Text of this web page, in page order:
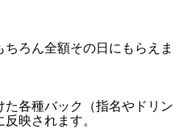
ろん全額その日にもらえま
各種バック（指名やドリン
映されます。